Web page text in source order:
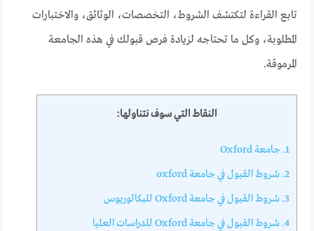
تابع القراءة لتكتشف الشروط، التخصصات، الوثائق، والاختبارات
المطلوبة، وكل ما تحتاجه لزيادة فرص قبولك في هذه الجامعة
المرموقة.
النقاط التي سوف نتناولها:
1. جامعة Oxford
2. شروط القبول في جامعة oxford
3. شروط القبول في جامعة Oxford للبكالوريوس
4. شروط القبول في جامعة Oxford للدراسات العليا